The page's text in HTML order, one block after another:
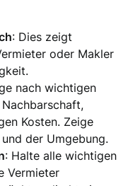
: Dies zeigt
oder Makler
nach wichtigen
Kosten. Zeige
der Umgebung.
: Halte alle wichtigen
Vermieter